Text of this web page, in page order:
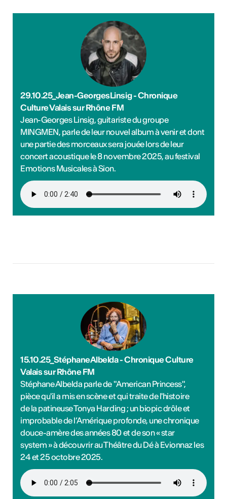
29.10.25_Jean-GeorgesLinsig - Chronique
Culture Valais sur Rhône FM
Jean-Georges Linsig, guitariste du groupe
MINGMEN, parle de leur nouvel album à venir et dont
une partie des morceaux sera jouée lors de leur
concert acoustique le 8 novembre 2025, au festival
Emotions Musicales à Sion.
15.10.25_StéphaneAlbelda - Chronique Culture
Valais sur Rhône FM
Stéphane Albelda parle de "American Princess",
pièce qu'il a mis en scène et qui traite de l'histoire
de la patineuse Tonya Harding ; un biopic drôle et
improbable de l’Amérique profonde, une chronique
douce-amère des années 80 et de son « star
system » à découvrir au Théâtre du Dé à Evionnaz les
24 et 25 octobre 2025.